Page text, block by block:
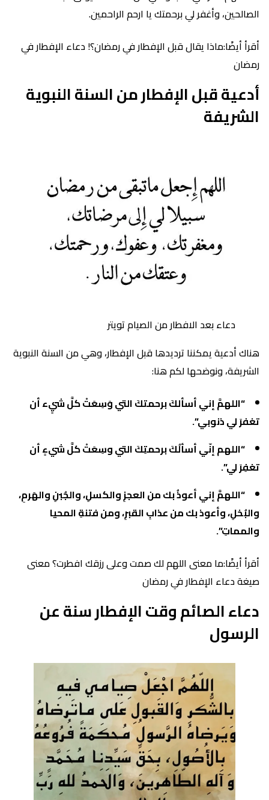
الصالحين، وأغفر لي برحمتك يا ارحم الراحمين.
أقرأ أيضًا:ماذا يقال قبل الإفطار في رمضان؟! دعاء الإفطار في
رمضان
أدعية قبل الإفطار من السنة النبوية
الشريفة
دعاء بعد الافطار من الصيام تويتر
هناك أدعية يمكننا ترديدها قبل الإفطار، وهي من السنة النبوية
الشريفة، ونوضحها لكم هنا:
“اللهمَّ إني أسألكَ برحمتكَ التي وَسِعَتْ كلَّ شيٍء أن
تغفرَ لي ذنوبي”.
“اللهم إنّي أسألُكَ برحمتِكَ التي وسِعَتْ كلَّ شيءٍ أن
تغفِرَ لي”.
“اللهمَّ إني أعوذُ بك من العجزِ والكسلِ، والجُبنِ والهَرمِ،
والبُخلِ، وأعوذ بك من عذابِ القبرِ، ومن فتنةِ المحيا
والمماتِ”.
أقرأ أيضًا:ما معنى اللهم لك صمت وعلى رزقك افطرت؟ معنى
صيغة دعاء الإفطار في رمضان
دعاء الصائم وقت الإفطار سنة عن
الرسول